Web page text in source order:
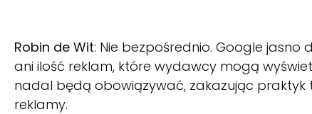
Robin de Wit: Nie bezpośrednio. Google jasno
ani ilość reklam, które wydawcy mogą
nadal będą obowiązywać, zakazując praktyk
reklamy.